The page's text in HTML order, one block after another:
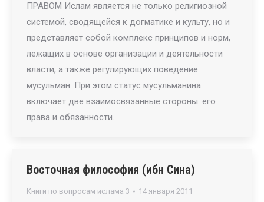
ПРАВОМ Ислам является не только религиозной
системой, сводящейся к догматике и культу, но и
представляет собой комплекс принципов и норм,
лежащих в основе организации и деятельности
власти, а также регулирующих поведение
мусульман. При этом статус мусульманина
включает две взаимосвязанные стороны: его
права и обязанности…
Восточная философия (ибн Сина)
Книги по вопросам ислама 3 14 января 2011